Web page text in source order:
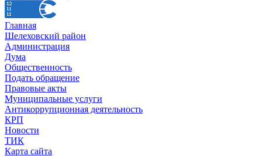
Главная
Шелеховский район
Администрация
Дума
Общественность
Подать обращение
Правовые акты
Муниципальные услуги
Антикоррупционная деятельность
КРП
Новости
ТИК
Карта сайта